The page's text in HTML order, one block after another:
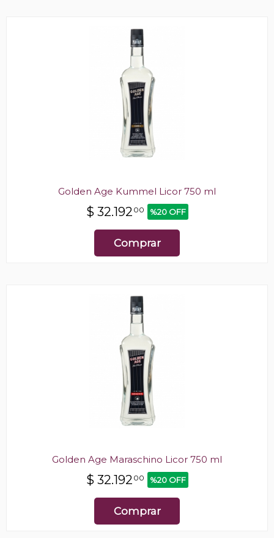
Golden Age Kummel Licor 750 ml
$ 32.192 00 %20 OFF
Comprar
Golden Age Maraschino Licor 750 ml
$ 32.192 00 %20 OFF
Comprar